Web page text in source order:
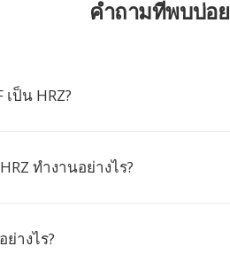
คำถามที่พบบ่อย
ป็น HRZ?
ทำงานอย่างไร?
างไร?